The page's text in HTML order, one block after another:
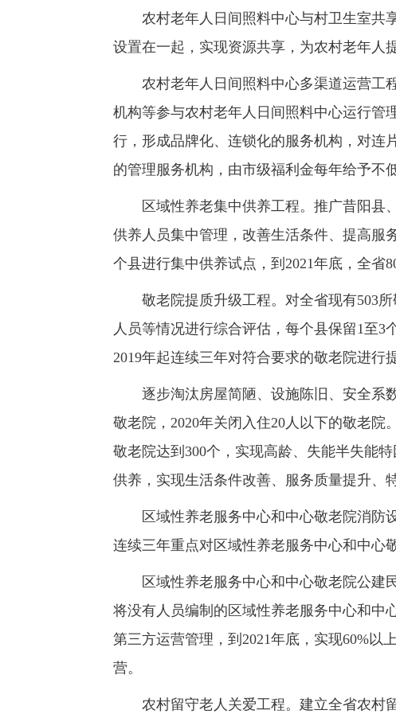
农村老年人日间照料中心与村卫生室共
设置在一起，实现资源共享，为农村老年人
农村老年人日间照料中心多渠道运营工
机构等参与农村老年人日间照料中心运行管
行，形成品牌化、连锁化的服务机构，对连
的管理服务机构，由市级福利金每年给予不
区域性养老集中供养工程。推广昔阳县
供养人员集中管理，改善生活条件、提高服
个县进行集中供养试点，到2021年底，全省
敬老院提质升级工程。对全省现有503所
人员等情况进行综合评估，每个县保留1至3
2019年起连续三年对符合要求的敬老院进行
逐步淘汰房屋简陋、设施陈旧、安全系数
敬老院，2020年关闭入住20人以下的敬老院
敬老院达到300个，实现高龄、失能半失能
供养，实现生活条件改善、服务质量提升、
区域性养老服务中心和中心敬老院消防
连续三年重点对区域性养老服务中心和中心
区域性养老服务中心和中心敬老院公建
将没有人员编制的区域性养老服务中心和中
第三方运营管理，到2021年底，实现60%以
营。
农村留守老人关爱工程。建立全省农村